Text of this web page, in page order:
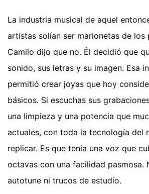
La industria musical de aquel
artistas solían ser marionetas de los
Camilo dijo que no. Él decidió que
sonido, sus letras y su imagen. Esa
permitió crear joyas que hoy
básicos. Si escuchas sus
una limpieza y una potencia que
actuales, con toda la tecnología del
replicar. Es que tenía una voz que
octavas con una facilidad pasmosa.
autotune ni trucos de estudio.